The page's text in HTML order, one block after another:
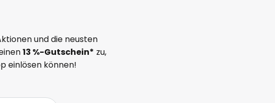
und die neusten
13 %-Gutschein* zu,
einlösen können!